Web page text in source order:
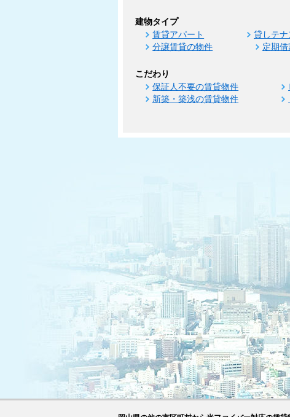
建物タイプ
賃貸アパート 貸しテナ
分譲賃貸の物件
定期
こだわり
保証人不要の賃貸物件
新築・築浅の賃貸物件